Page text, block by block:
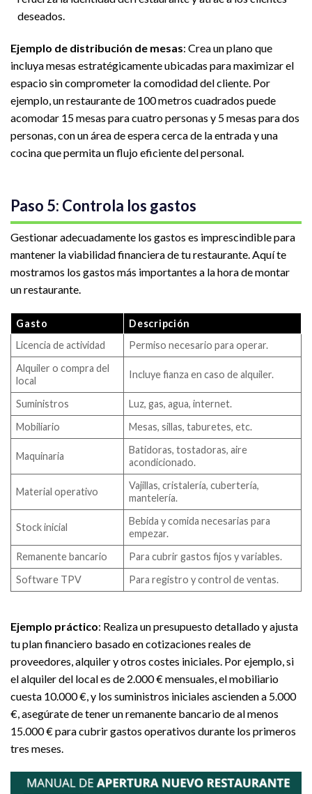
deseados.
Ejemplo de distribución de mesas: Crea un plano que
incluya mesas estratégicamente ubicadas para maximizar el
espacio sin comprometer la comodidad del cliente. Por
ejemplo, un restaurante de 100 metros cuadrados puede
acomodar 15 mesas para cuatro personas y 5 mesas para dos
personas, con un área de espera cerca de la entrada y una
cocina que permita un flujo eficiente del personal.
Paso 5: Controla los gastos
Gestionar adecuadamente los gastos es imprescindible para
mantener la viabilidad financiera de tu restaurante. Aquí te
mostramos los gastos más importantes a la hora de montar
un restaurante.
Gasto
Descripción
Licencia de actividad
Permiso necesario para operar.
Alquiler o compra del
local
Incluye fianza en caso de alquiler.
Suministros
Luz, gas, agua, internet.
Mobiliario
Mesas, sillas, taburetes, etc.
Maquinaria
Batidoras, tostadoras, aire
acondicionado.
Material operativo
Vajillas, cristalería, cubertería,
mantelería.
Stock inicial
Bebida y comida necesarias para
empezar.
Remanente bancario
Para cubrir gastos fijos y variables.
Software TPV
Para registro y control de ventas.
Ejemplo práctico: Realiza un presupuesto detallado y ajusta
tu plan financiero basado en cotizaciones reales de
proveedores, alquiler y otros costes iniciales. Por ejemplo, si
el alquiler del local es de 2.000 € mensuales, el mobiliario
cuesta 10.000 €, y los suministros iniciales ascienden a 5.000
€, asegúrate de tener un remanente bancario de al menos
15.000 € para cubrir gastos operativos durante los primeros
tres meses.